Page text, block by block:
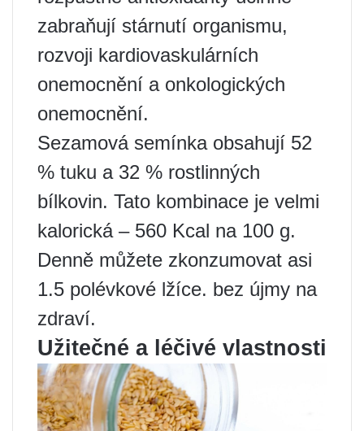
zabraňují stárnutí organismu,
rozvoji kardiovaskulárních
onemocnění a onkologických
onemocnění.
Sezamová semínka obsahují 52
% tuku a 32 % rostlinných
bílkovin. Tato kombinace je velmi
kalorická – 560 Kcal na 100 g.
Denně můžete zkonzumovat asi
1.5 polévkové lžíce. bez újmy na
zdraví.
Užitečné a léčivé vlastnosti